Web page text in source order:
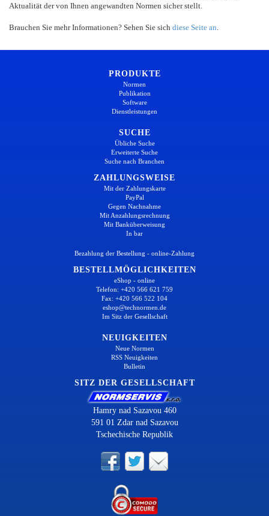
Aktualität der von Ihnen angewandten Normen sicher stellt.
Brauchen Sie mehr Informationen? Sehen Sie sich diese Seite an
PRODUKTE
Normen
Publikation
Software
Dienstleistungen
SUCHE
Übliche Suche
Erweiterte Suche
Suche nach Branchen
ZAHLUNGSWEISE
Mit der Zahlungskarte
PayPal
Gegen Nachnahme
Mit Anzahlungsrechnung
Mit Banküberweisung
In bar
Bezahlung der Bestellung - online-Zahlung
BESTELLMÖGLICHKEITEN
eShop - online
Telefon: +420 566 621 759
Fax: +420 566 522 104
eshop@technormen.de
Im Sitz der Gesellschaft
NEUIGKEITEN
Neue Normen
RSS Neuigkeiten
Bulletin
SITZ DER GESELLSCHAFT
Hamry nad Sazavou 460
591 01 Zdar nad Sazavou
Tschechische Republik